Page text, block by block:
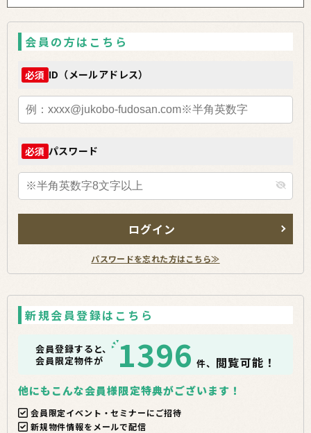
会員の方はこちら
必須 ID（メールアドレス）
必須 パスワード
ログイン
パスワードを忘れた方はこちら≫
新規会員登録はこちら
会員登録すると、
会員限定物件が
1396 件、 閲覧可能！
他にもこんな会員様限定特典がございます！
会員限定イベント・セミナーにご招待
新規物件情報をメールで配信